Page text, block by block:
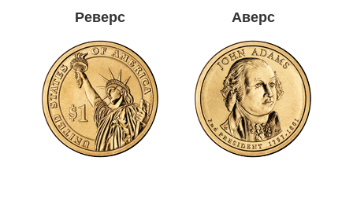
Реверс Аверс